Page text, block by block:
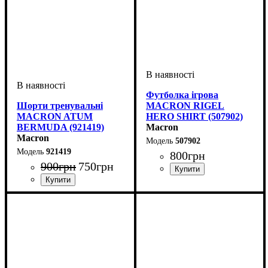
Шорти тренувальні
MACRON ATUM
BERMUDA (921419)
Macron
921419
900грн 750грн
Стать: Унісекс
Виробник: Macron
Колір: Сірий
Футболка ігрова
MACRON RIGEL
HERO SHIRT (507902)
Macron
507902
800грн
Чоловічий